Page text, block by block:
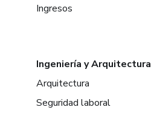
Ingresos
Ingeniería y Arquitectura
Arquitectura
Seguridad laboral